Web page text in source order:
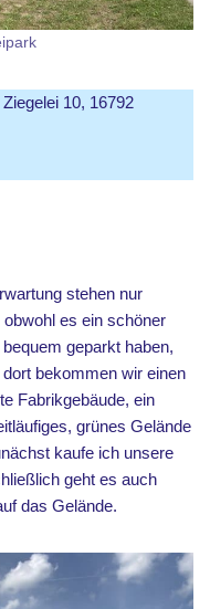
10, 16792
stehen nur
es ein schöner
geparkt haben,
bekommen wir einen
Fabrikgebäude, ein
grünes Gelände
kaufe ich unsere
geht es auch
das Gelände.